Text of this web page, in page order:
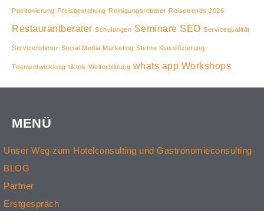
Positonierung Preisgestaltung Reinigungsroboter Reisetrends 2026
Restaurantberater Schulungen Seminare SEO Servicequalität
Serviceroboter Social Media Marketing Sterne Klassifizierung
Teamentwicklung tiktok Weiterbildung whats app Workshops
MENÜ
Unser Weg zum Hotelconsulting und Gastronomieconsulting
BLOG
Partner
Erstgespräch